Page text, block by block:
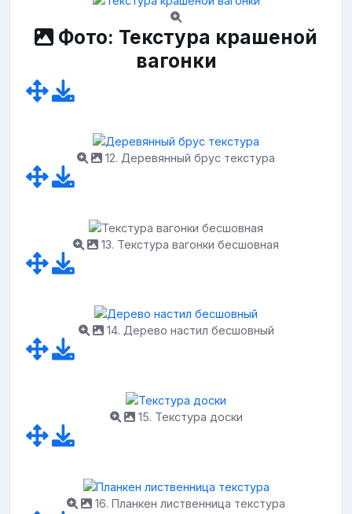
Фото: Текстура крашеной
вагонки
12. Деревянный брус текстура
13. Текстура вагонки бесшовная
14. Дерево настил бесшовный
15. Текстура доски
16. Планкен лиственница текстура